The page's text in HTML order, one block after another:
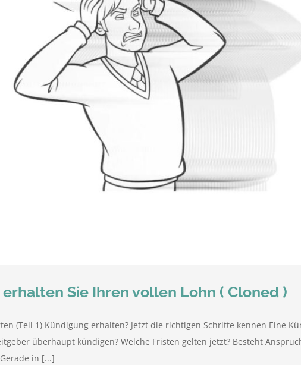
Sie Ihren vollen Lohn ( Cloned )
(Teil 1) Kündigung erhalten? Jetzt die richtigen Schritte kennen Eine
überhaupt kündigen? Welche Fristen gelten jetzt? Besteht
in [...]